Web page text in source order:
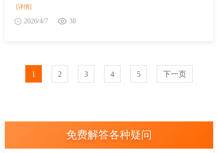
[详情]
2026/4/7 38
1 2 3 4 5 下一页
免费解答各种疑问